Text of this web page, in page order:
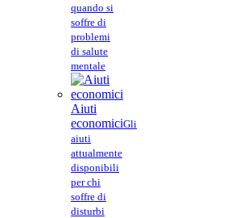
quando si
soffre di
problemi
di salute
mentale
Aiuti
economiciGli
aiuti
attualmente
disponibili
per chi
soffre di
disturbi